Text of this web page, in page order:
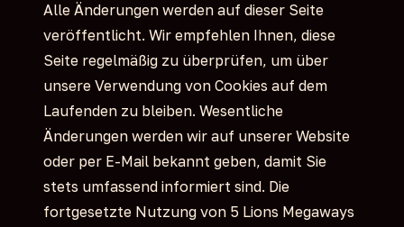
Alle Änderungen werden auf dieser Seite
veröffentlicht. Wir empfehlen Ihnen, diese
Seite regelmäßig zu überprüfen, um über
unsere Verwendung von Cookies auf dem
Laufenden zu bleiben. Wesentliche
Änderungen werden wir auf unserer Website
oder per E-Mail bekannt geben, damit Sie
stets umfassend informiert sind. Die
fortgesetzte Nutzung von 5 Lions Megaways